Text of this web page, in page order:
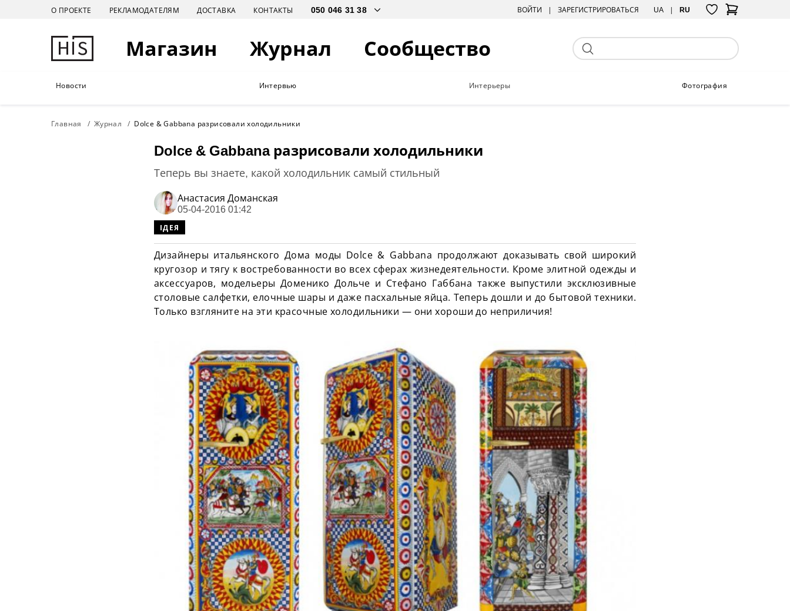
О ПРОЕКТЕ РЕКЛАМОДАТЕЛЯМ ДОСТАВКА КОНТАКТЫ ВОЙТИ ЗАРЕГИСТРИРОВАТЬСЯ UA RU
Магазин Журнал Сообщество
Новости Интервью Интерьеры Фотография
Главная Журнал Dolce & Gabbana разрисовали холодильники
Dolce & Gabbana разрисовали холодильники
Теперь вы знаете, какой холодильник самый стильный
Анастасия Доманская
05-04-2016 01:42
ІДЕЯ
Дизайнеры итальянского Дома моды Dolce & Gabbana продолжают доказывать свой широкий
кругозор и тягу к востребованности во всех сферах жизнедеятельности. Кроме элитной одежды и
аксессуаров, модельерыДоменико Дольче и Стефано Габбана также выпустили эксклюзивные
столовые салфетки, елочные шары и даже пасхальные яйца. Теперь дошли и до бытовой техники.
Только взгляните на эти красочные холодильники — они хороши до неприличия!